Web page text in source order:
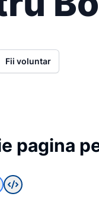
Fii voluntar
pagina